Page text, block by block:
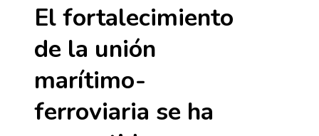
El fortalecimiento
de la unión
marítimo-
ferroviaria se ha